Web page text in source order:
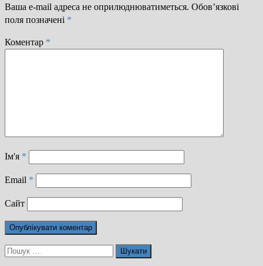
Ваша e-mail адреса не оприлюднюватиметься. Обов’язкові
поля позначені *
Коментар *
Ім'я *
Email *
Сайт
Пошук: